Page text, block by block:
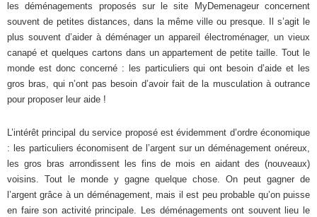
les déménagements proposés sur le site MyDemenageur concernent
souvent de petites distances, dans la même ville ou presque. Il s’agit le
plus souvent d’aider à déménager un appareil électroménager, un vieux
canapé et quelques cartons dans un appartement de petite taille. Tout le
monde est donc concerné : les particuliers qui ont besoin d’aide et les
gros bras, qui n’ont pas besoin d’avoir fait de la musculation à outrance
pour proposer leur aide !
L’intérêt principal du service proposé est évidemment d’ordre économique
: les particuliers économisent de l’argent sur un déménagement onéreux,
les gros bras arrondissent les fins de mois en aidant des (nouveaux)
voisins. Tout le monde y gagne quelque chose. On peut gagner de
l’argent grâce à un déménagement, mais il est peu probable qu’on puisse
en faire son activité principale. Les déménagements ont souvent lieu le